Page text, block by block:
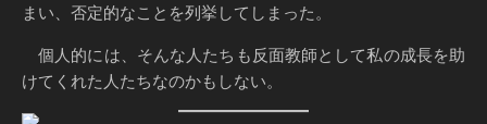
まい、否定的なことを列挙してしまった。
個人的には、そんな人たちも反面教師として私の成長を助
けてくれた人たちなのかもしない。